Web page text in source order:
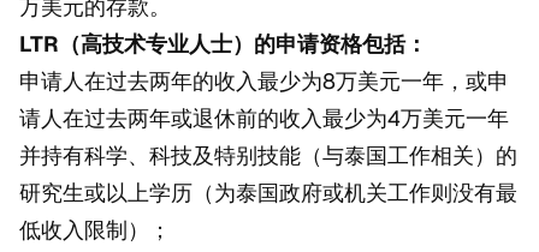
万美元的存款。
LTR（高技术专业人士）的申请资格包括：
申请人在过去两年的收入最少为8万美元一年，或申
请人在过去两年或退休前的收入最少为4万美元一年
并持有科学、科技及特别技能（与泰国工作相关）的
研究生或以上学历（为泰国政府或机关工作则没有最
低收入限制）；